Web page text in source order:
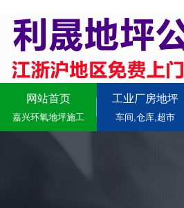
网站首页
嘉兴环氧地坪施工
工业厂房地坪
车间,仓库,超市